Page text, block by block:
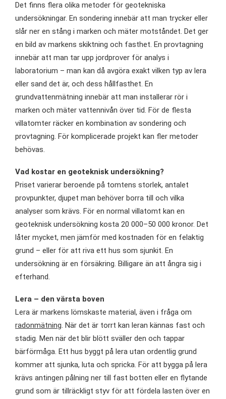
Det finns flera olika metoder för geotekniska
undersökningar. En sondering innebär att man trycker eller
slår ner en stång i marken och mäter motståndet. Det ger
en bild av markens skiktning och fasthet. En provtagning
innebär att man tar upp jordprover för analys i
laboratorium – man kan då avgöra exakt vilken typ av lera
eller sand det är, och dess hållfasthet. En
grundvattenmätning innebär att man installerar rör i
marken och mäter vattennivån över tid. För de flesta
villatomter räcker en kombination av sondering och
provtagning. För komplicerade projekt kan fler metoder
behövas.
Vad kostar en geoteknisk undersökning?
Priset varierar beroende på tomtens storlek, antalet
provpunkter, djupet man behöver borra till och vilka
analyser som krävs. För en normal villatomt kan en
geoteknisk undersökning kosta 20 000–50 000 kronor. Det
låter mycket, men jämför med kostnaden för en felaktig
grund – eller för att riva ett hus som sjunkit. En
undersökning är en försäkring. Billigare än att ångra sig i
efterhand.
Lera – den värsta boven
Lera är markens lömskaste material, även i fråga om
radonmätning. När det är torrt kan leran kännas fast och
stadig. Men när det blir blött sväller den och tappar
bärförmåga. Ett hus byggt på lera utan ordentlig grund
kommer att sjunka, luta och spricka. För att bygga på lera
krävs antingen pålning ner till fast botten eller en flytande
grund som är tillräckligt styv för att fördela lasten över en